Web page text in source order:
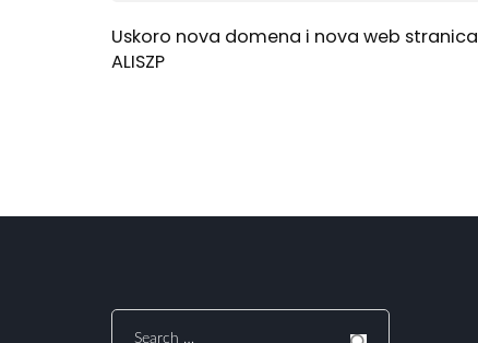
Uskoro nova domena i nova web stranica
ALISZP